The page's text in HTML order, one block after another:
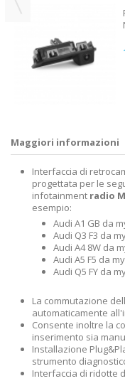
Maggiori informazioni
Interfaccia di
progettata per le
infotainment radio
esempio:
Audi A1 GB da
Audi Q3 F3 da
Audi A4 8W da
Audi A5 F5 da
Audi Q5 FY da
La commutazione
automaticamente
Consente inoltre la
inserimento sia
Installazione
strumento
Interfaccia di ridotte